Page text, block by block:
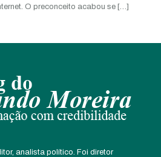
O preconceito acabou se […]
analista político. Foi diretor